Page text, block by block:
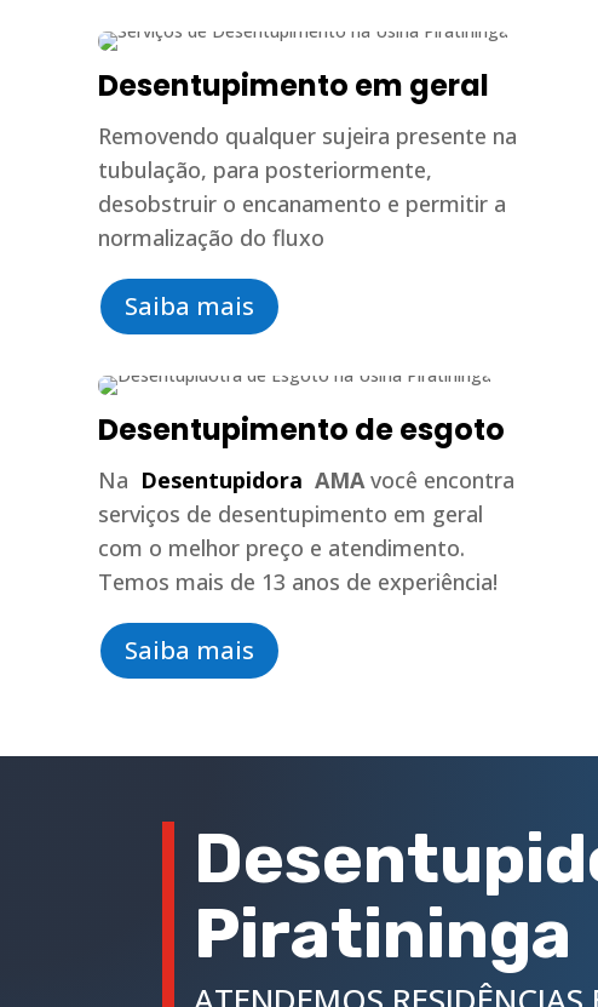
Desentupimento em geral
Removendo qualquer sujeira presente na
tubulação, para posteriormente,
desobstruir o encanamento e permitir a
normalização do fluxo
Saiba mais
Desentupimento de esgoto
Na Desentupidora AMAvocê encontra
serviços de desentupimento em geral
com o melhor preço e atendimento.
Temos mais de 13 anos de experiência!
Saiba mais
Piratininga